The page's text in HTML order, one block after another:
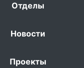
Отделы
Новости
Проекты